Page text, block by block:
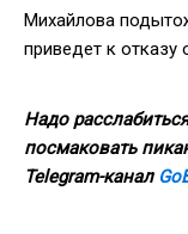
Михайлова
приведет к
Надо
посмаковать
Telegram-канал